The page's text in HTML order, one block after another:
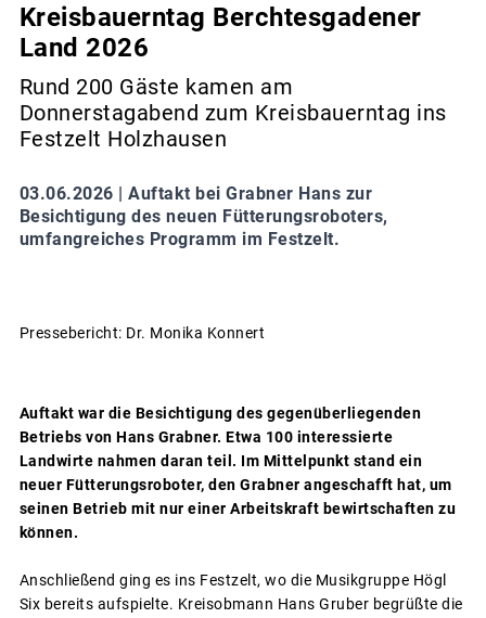
Kreisbauerntag Berchtesgadener
Land 2026
Rund 200 Gäste kamen am
Donnerstagabend zum Kreisbauerntag ins
Festzelt Holzhausen
03.06.2026 | Auftakt bei Grabner Hans zur
Besichtigung des neuen Fütterungsroboters,
umfangreiches Programm im Festzelt.
Pressebericht: Dr. Monika Konnert
Auftakt war die Besichtigung des gegenüberliegenden
Betriebs von Hans Grabner. Etwa 100 interessierte
Landwirte nahmen daran teil. Im Mittelpunkt stand ein
neuer Fütterungsroboter, den Grabner angeschafft hat, um
seinen Betrieb mit nur einer Arbeitskraft bewirtschaften zu
können.
Anschließend ging es ins Festzelt, wo die Musikgruppe Högl
Six bereits aufspielte. Kreisobmann Hans Gruber begrüßte die